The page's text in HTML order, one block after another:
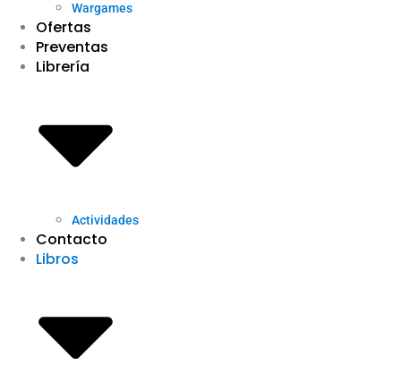
Wargames
Ofertas
Preventas
Librería
Actividades
Contacto
Libros